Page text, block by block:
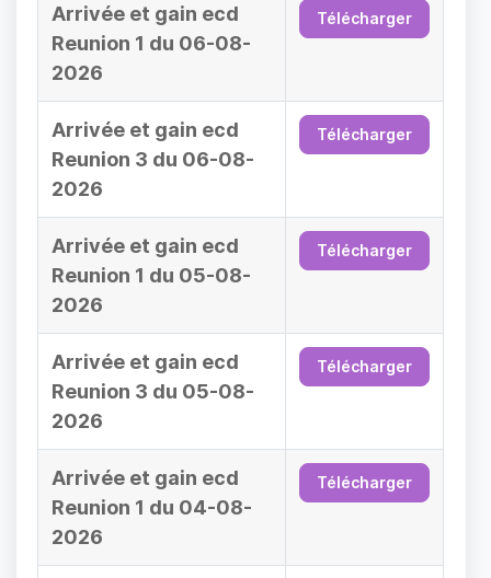
Arrivée et gain ecd
Reunion 1 du 06-08-
2026
Télécharger
Arrivée et gain ecd
Reunion 3 du 06-08-
2026
Télécharger
Arrivée et gain ecd
Reunion 1 du 05-08-
2026
Télécharger
Arrivée et gain ecd
Reunion 3 du 05-08-
2026
Télécharger
Arrivée et gain ecd
Reunion 1 du 04-08-
2026
Télécharger